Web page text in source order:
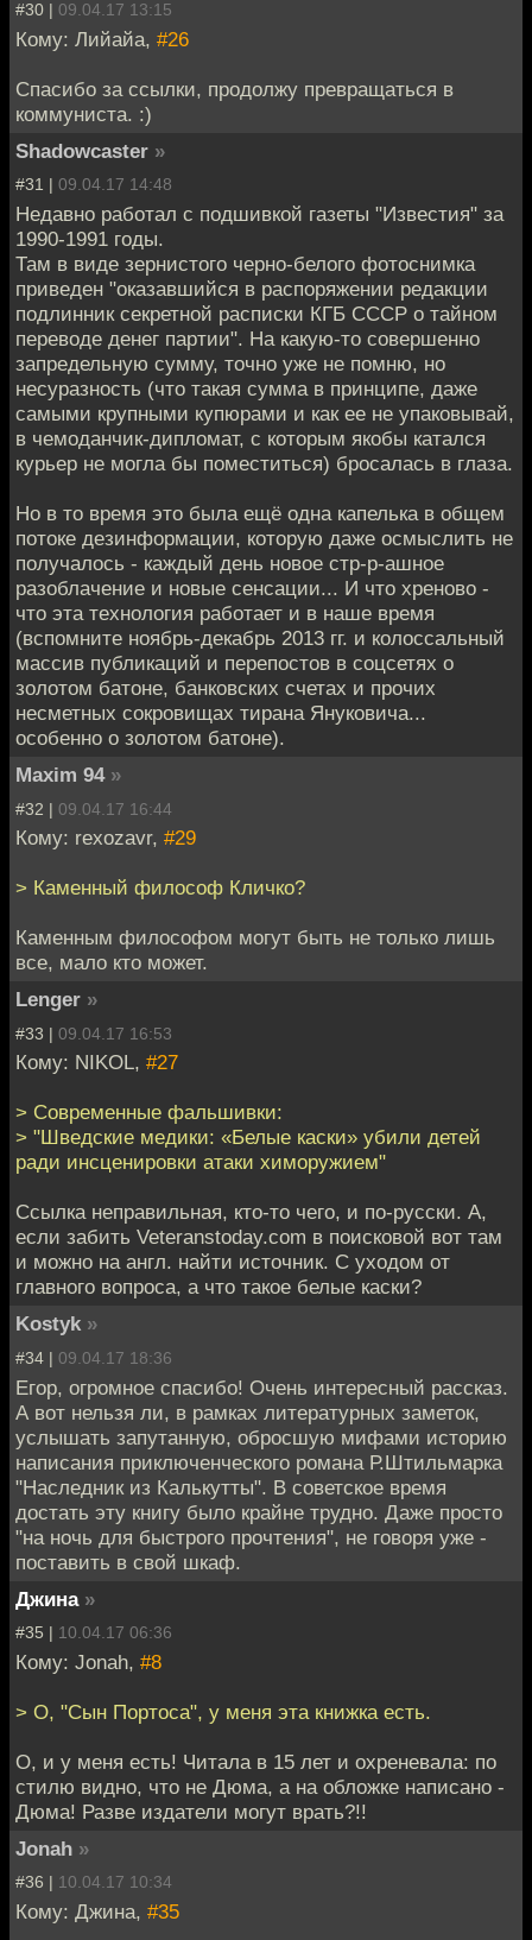
#30 | 09.04.17 13:15
Кому: Лийайа, #26
Спасибо за ссылки, продолжу превращаться в
коммуниста. :)
Shadowcaster »
#31 | 09.04.17 14:48
Недавно работал с подшивкой газеты "Известия" за
1990-1991 годы.
Там в виде зернистого черно-белого фотоснимка
приведен "оказавшийся в распоряжении редакции
подлинник секретной расписки КГБ СССР о тайном
переводе денег партии". На какую-то совершенно
запредельную сумму, точно уже не помню, но
несуразность (что такая сумма в принципе, даже
самыми крупными купюрами и как ее не упаковывай,
в чемоданчик-дипломат, с которым якобы катался
курьер не могла бы поместиться) бросалась в глаза.
Но в то время это была ещё одна капелька в общем
потоке дезинформации, которую даже осмыслить не
получалось - каждый день новое стр-р-ашное
разоблачение и новые сенсации... И что хреново -
что эта технология работает и в наше время
(вспомните ноябрь-декабрь 2013 гг. и колоссальный
массив публикаций и перепостов в соцсетях о
золотом батоне, банковских счетах и прочих
несметных сокровищах тирана Януковича...
особенно о золотом батоне).
Maxim 94 »
#32 | 09.04.17 16:44
Кому: rexozavr, #29
> Каменный философ Кличко?
Каменным философом могут быть не только лишь
все, мало кто может.
Lenger »
#33 | 09.04.17 16:53
Кому: NIKOL, #27
> Современные фальшивки:
> "Шведские медики: «Белые каски» убили детей
ради инсценировки атаки химоружием"
Ссылка неправильная, кто-то чего, и по-русски. А,
если забить Veteranstoday.com в поисковой вот там
и можно на англ. найти источник. С уходом от
главного вопроса, а что такое белые каски?
Kostyk »
#34 | 09.04.17 18:36
Егор, огромное спасибо! Очень интересный рассказ.
А вот нельзя ли, в рамках литературных заметок,
услышать запутанную, обросшую мифами историю
написания приключенческого романа Р.Штильмарка
"Наследник из Калькутты". В советское время
достать эту книгу было крайне трудно. Даже просто
"на ночь для быстрого прочтения", не говоря уже -
поставить в свой шкаф.
Джина »
#35 | 10.04.17 06:36
Кому: Jonah, #8
> О, "Сын Портоса", у меня эта книжка есть.
О, и у меня есть! Читала в 15 лет и охреневала: по
стилю видно, что не Дюма, а на обложке написано -
Дюма! Разве издатели могут врать?!!
Jonah »
#36 | 10.04.17 10:34
Кому: Джина, #35